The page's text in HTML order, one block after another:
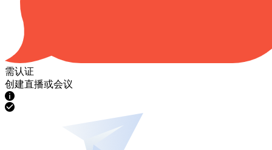
需认证
创建直播或会议